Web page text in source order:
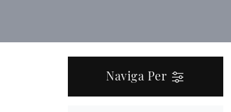
Naviga Per